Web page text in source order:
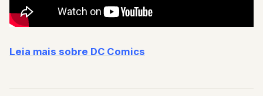
Leia mais sobre DC Comics